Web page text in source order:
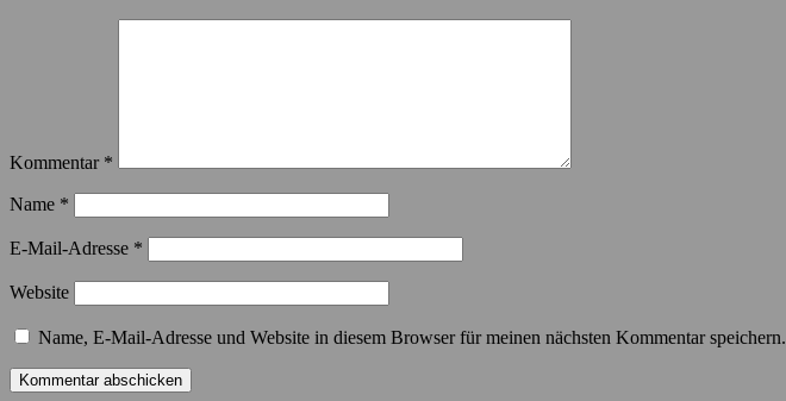
Kommentar *
Name *
E-Mail-Adresse *
Website
Name, E-Mail-Adresse und Website in diesem Browser für meinen nächsten Kommentar speichern.